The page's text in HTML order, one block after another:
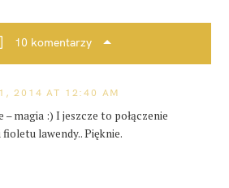
10 komentarzy
2014 AT 12:40 AM
– magia :) I jeszcze to połączenie
lawendy.. Pięknie.